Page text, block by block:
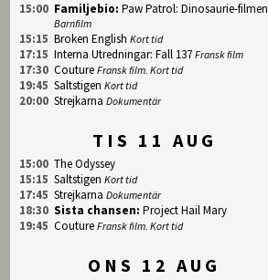
15:00 Familjebio: Paw Patrol: Dinosaurie-filmen
Barnfilm
15:15 Broken English Kort tid
17:15 Interna Utredningar: Fall 137 Fransk film
17:30 Couture Fransk film. Kort tid
19:45 Saltstigen Kort tid
20:00 Strejkarna Dokumentär
TIS 11 AUG
15:00 The Odyssey
15:15 Saltstigen Kort tid
17:45 Strejkarna Dokumentär
18:30 Sista chansen: Project Hail Mary
19:45 Couture Fransk film. Kort tid
ONS 12 AUG